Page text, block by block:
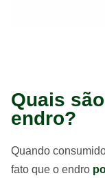
Quais
endro?
Quando
fato que o endro